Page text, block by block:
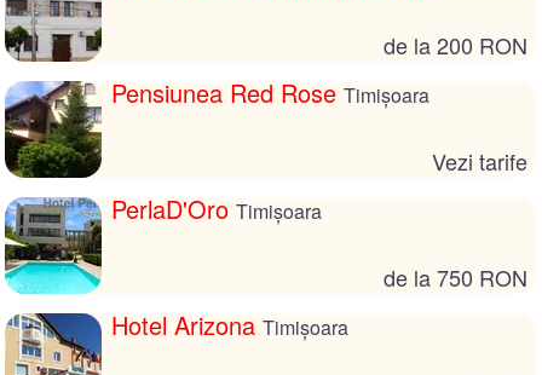
de la 200 RON
Pensiunea Red Rose Timișoara
Vezi tarife
PerlaD'Oro Timișoara
de la 750 RON
Hotel Arizona Timișoara